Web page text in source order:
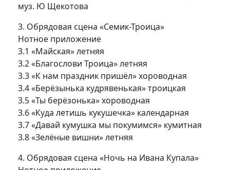
муз. Ю Щекотова
3. Обрядовая сцена «Семик-Троица»
Нотное приложение
3.1 «Майская» летняя
3.2 «Благослови Троица» летняя
3.3 «К нам праздник пришёл» хороводная
3.4 «Берёзынька кудрявенькая» троицкая
3.5 «Ты берёзонька» хороводная
3.6 «Куда летишь кукушечка» календарная
3.7 «Давай кумушка мы покумимся» кумитная
3.8 «Зелёные вишни» летняя
4. Обрядовая сцена «Ночь на Ивана Купала»